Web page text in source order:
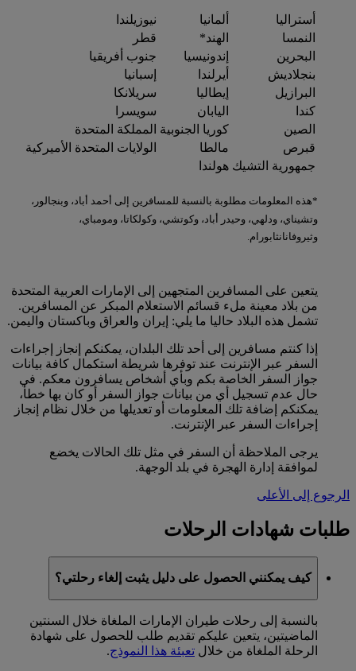
أستراليا ألمانيا
نيوزيلندا
النمسا
الهند*
قطر
البحرين
إندونيسيا
جنوب أفريقيا
بنجلاديش
أيرلندا
إسبانيا
البرازيل
إيطاليا
سريلانكا
كندا
اليابان
سويسرا
الصين
كوريا الجنوبية المملكة المتحدة
قبرص
مالطا
الولايات المتحدة الأميركية
جمهورية التشيك هولندا
*هذه المعلومات مطلوبة بالنسبة للمسافرين إلى أحمد أباد، وبنجالور،
وتشيناي، ودلهي، وحيدر أباد، وكوتشي، وكولكاتا، ومومباي،
وثيروفانانثابورام.
يتعين على المسافرين المتجهين إلى الإمارات العربية المتحدة
من بلاد معينة ملء قسائم الاستعلام المبكر عن المسافرين.
تشمل هذه البلاد حاليا ما يلي: إيران والعراق وباكستان واليمن.
إذا كنتم مسافرين إلى أحد تلك البلدان، يمكنكم إنجاز إجراءات
السفر عبر الإنترنت عند توفرها شريطة استكمال كافة بيانات
جواز السفر الخاصة بكم وبأي أشخاص يسافرون معكم. في
حال عدم تسجيل أي من بيانات جواز السفر أو كان بها خطأ،
يمكنكم إضافة تلك المعلومات أو تعديلها من خلال نظام إنجاز
إجراءات السفر عبر الإنترنت.
يرجى الملاحظة أن السفر في مثل تلك الحالات يخضع
لموافقة إدارة الهجرة في بلد الوجهة.
الرجوع إلى الأعلى
طلبات شهادات الرحلات
كيف يمكنني الحصول على دليل يثبت إلغاء رحلتي؟
بالنسبة إلى رحلات طيران الإمارات الملغاة خلال السنتين
الماضيتين، يتعين عليكم تقديم طلب للحصول على شهادة
الرحلة الملغاة من خلال تعبئة هذا النموذج.